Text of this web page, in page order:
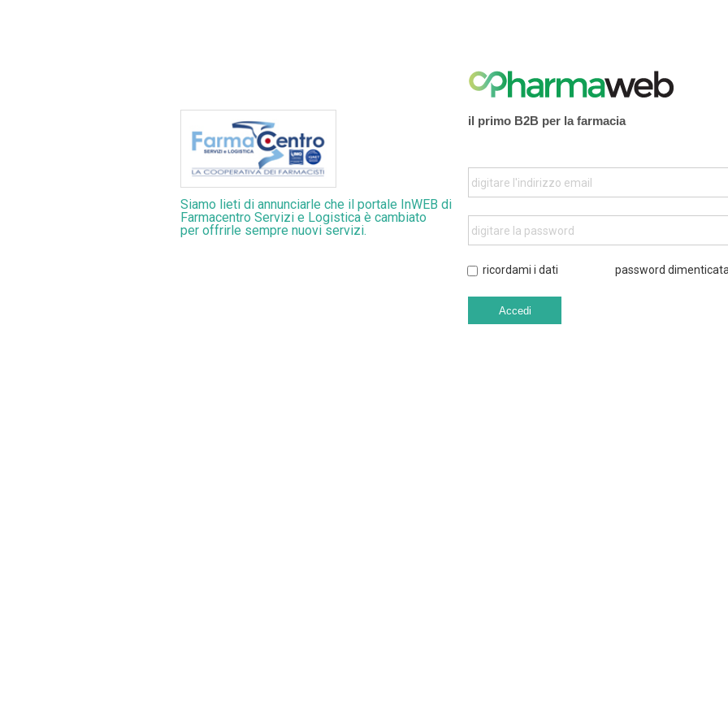
Siamo lieti di annunciarle che il portale InWEB di
Farmacentro Servizi e Logistica è cambiato
per offrirle sempre nuovi servizi.
il primo B2B per la farmacia
digitare l'indirizzo email
digitare la password
ricordami i dati password